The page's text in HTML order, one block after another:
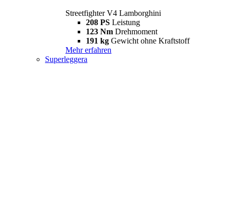
Streetfighter V4 Lamborghini
208 PS Leistung
123 Nm Drehmoment
191 kg Gewicht ohne Kraftstoff
Mehr erfahren
Superleggera